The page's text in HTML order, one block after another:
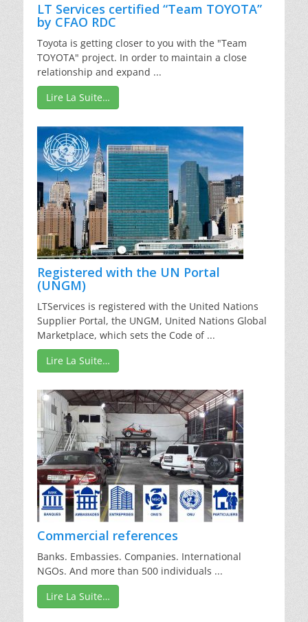
LT Services certified “Team TOYOTA”
by CFAO RDC
Toyota is getting closer to you with the "Team
TOYOTA" project. In order to maintain a close
relationship and expand ...
Lire La Suite…
Registered with the UN Portal
(UNGM)
LTServices is registered with the United Nations
Supplier Portal, the UNGM, United Nations Global
Marketplace, which sets the Code of ...
Lire La Suite…
Commercial references
Banks. Embassies. Companies. International
NGOs. And more than 500 individuals ...
Lire La Suite…